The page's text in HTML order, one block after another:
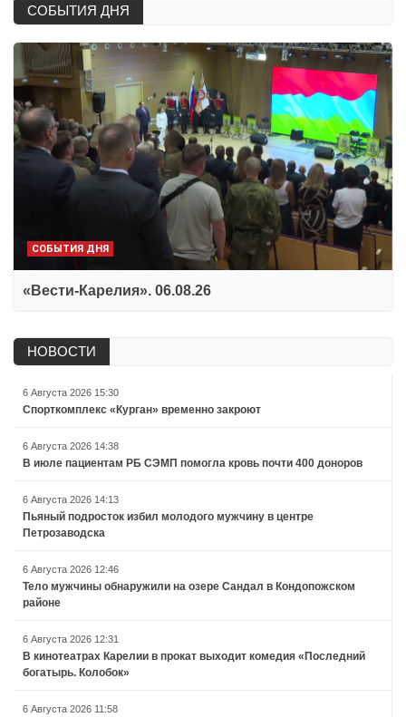
СОБЫТИЯ ДНЯ
СОБЫТИЯ ДНЯ
«Вести-Карелия». 06.08.26
НОВОСТИ
6 Августа 2026 15:30
Спорткомплекс «Курган» временно закроют
6 Августа 2026 14:38
В июле пациентам РБ СЭМП помогла кровь почти 400 доноров
6 Августа 2026 14:13
Пьяный подросток избил молодого мужчину в центре
Петрозаводска
6 Августа 2026 12:46
Тело мужчины обнаружили на озере Сандал в Кондопожском
районе
6 Августа 2026 12:31
В кинотеатрах Карелии в прокат выходит комедия «Последний
богатырь. Колобок»
6 Августа 2026 11:58